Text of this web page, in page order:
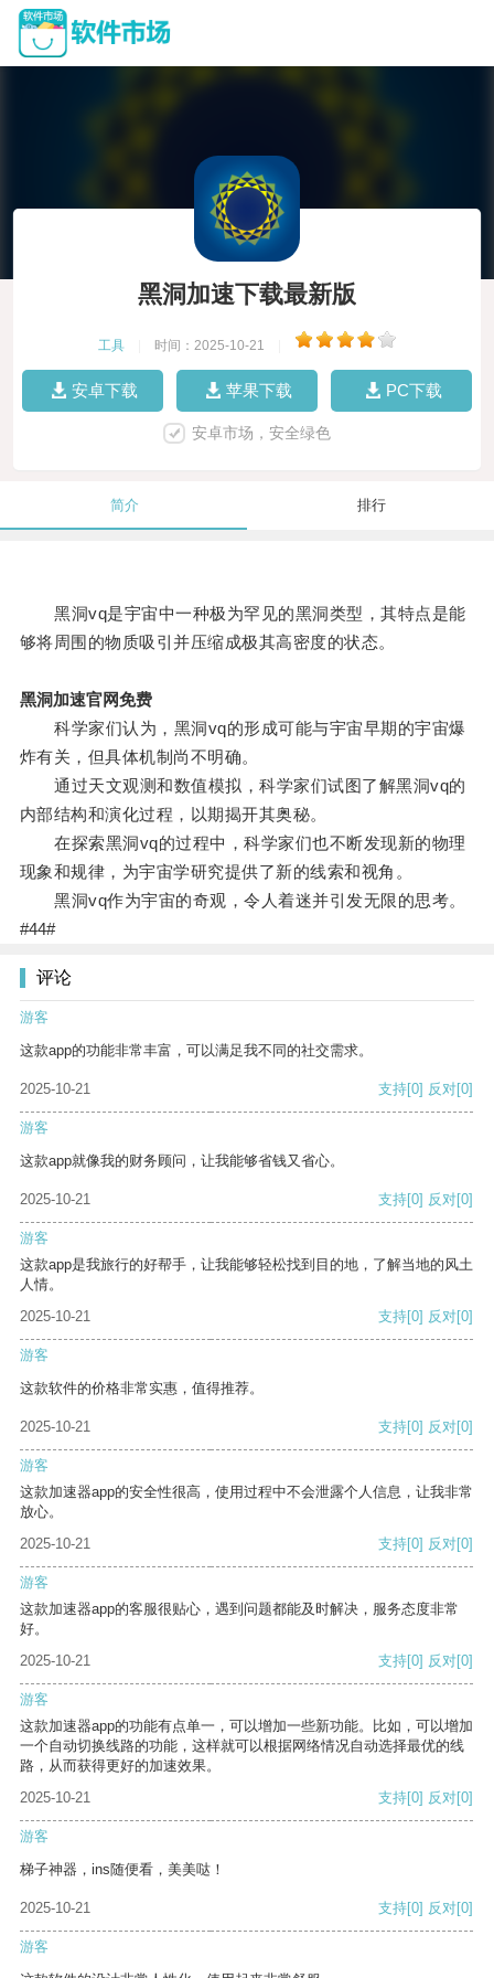
黑洞加速下载最新版
工具 时间：2025-10-21
安卓下载 苹果下载 PC下载
安卓市场，安全绿色
简介 排行
黑洞vq是宇宙中一种极为罕见的黑洞类型，其特点是能
够将周围的物质吸引并压缩成极其高密度的状态。
黑洞加速官网免费
科学家们认为，黑洞vq的形成可能与宇宙早期的宇宙爆
炸有关，但具体机制尚不明确。
通过天文观测和数值模拟，科学家们试图了解黑洞vq的
内部结构和演化过程，以期揭开其奥秘。
在探索黑洞vq的过程中，科学家们也不断发现新的物理
现象和规律，为宇宙学研究提供了新的线索和视角。
黑洞vq作为宇宙的奇观，令人着迷并引发无限的思考。
#44#
评论
游客
这款app的功能非常丰富，可以满足我不同的社交需求。
2025-10-21 支持[0] 反对[0]
游客
这款app就像我的财务顾问，让我能够省钱又省心。
2025-10-21 支持[0] 反对[0]
游客
这款app是我旅行的好帮手，让我能够轻松找到目的地，了解当地的风土
人情。
2025-10-21
支持[0] 反对[0]
游客
这款软件的价格非常实惠，值得推荐。
2025-10-21 支持[0] 反对[0]
游客
这款加速器app的安全性很高，使用过程中不会泄露个人信息，让我非常
放心。
2025-10-21
支持[0] 反对[0]
游客
这款加速器app的客服很贴心，遇到问题都能及时解决，服务态度非常
好。
2025-10-21
支持[0] 反对[0]
游客
这款加速器app的功能有点单一，可以增加一些新功能。比如，可以增加
一个自动切换线路的功能，这样就可以根据网络情况自动选择最优的线
路，从而获得更好的加速效果。
2025-10-21
支持[0] 反对[0]
游客
梯子神器，ins随便看，美美哒！
2025-10-21 支持[0] 反对[0]
游客